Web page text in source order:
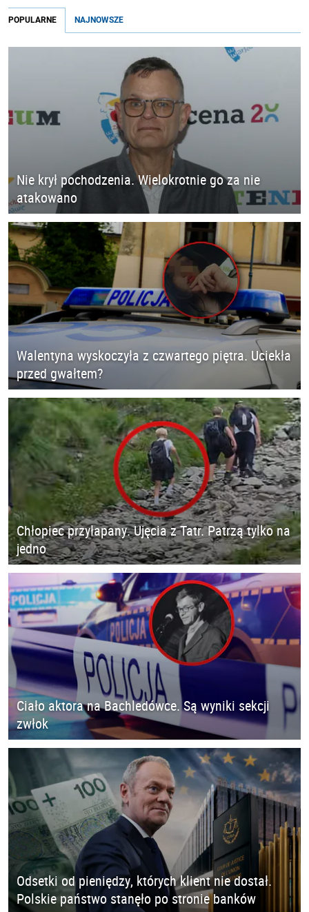
POPULARNE NAJNOWSZE
Nie krył pochodzenia. Wielokrotnie go za nie
atakowano
Walentyna wyskoczyła z czwartego piętra. Uciekła
przed gwałtem?
Chłopiec przyłapany. Ujęcia z Tatr. Patrzą tylko na
jedno
Ciało aktora na Bachledówce. Są wyniki sekcji
zwłok
Odsetki od pieniędzy, których klient nie dostał.
Polskie państwo stanęło po stronie banków